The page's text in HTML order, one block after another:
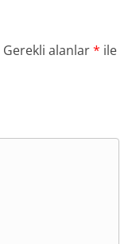
Gerekli alanlar* ile